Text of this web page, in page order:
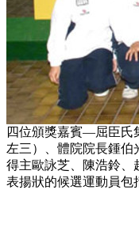
四位頒獎嘉賓—屈臣氏
左三）、體院院長鍾
得主歐詠芝、陳浩鈴、
表揚狀的候選運動員包